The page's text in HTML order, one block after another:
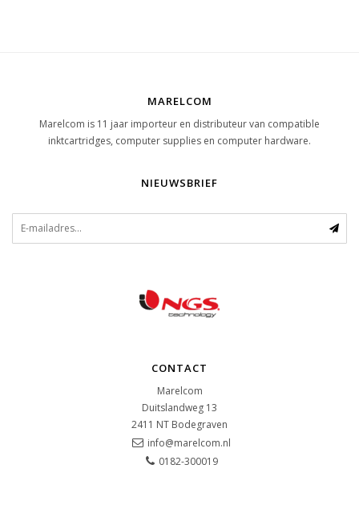
MARELCOM
Marelcom is 11 jaar importeur en distributeur van compatible
inktcartridges, computer supplies en computer hardware.
NIEUWSBRIEF
CONTACT
Marelcom
Duitslandweg 13
2411 NT Bodegraven
info@marelcom.nl
0182-300019